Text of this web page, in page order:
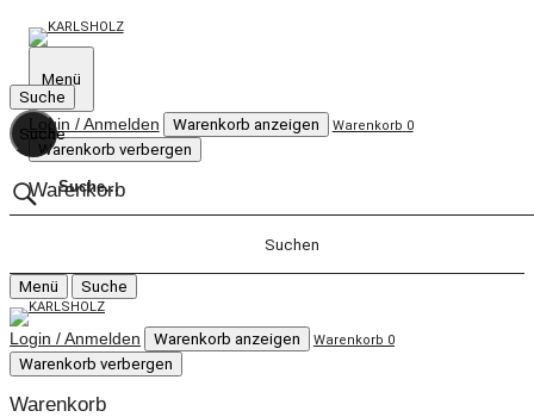
KARLSHOLZ
Menü
Login / Anmelden Warenkorb anzeigen Warenkorb 0
Warenkorb verbergen
Warenkorb
Suche
Suche
Menü Suche
Login / Anmelden Warenkorb anzeigen Warenkorb 0
Warenkorb verbergen
Warenkorb